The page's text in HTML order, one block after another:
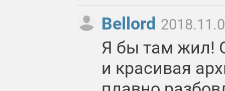
Bellord
Я бы там жил!
и красивая